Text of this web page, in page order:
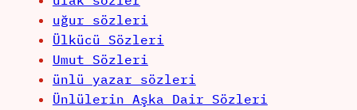
uğur sözleri
Ülkücü Sözleri
Umut Sözleri
ünlü yazar sözleri
Ünlülerin Aşka Dair Sözleri